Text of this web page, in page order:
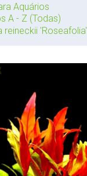
Aquários
A - Z (Todas)
reineckii 'Roseafolia'